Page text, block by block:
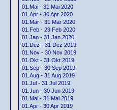
01.Mai - 31 Mai 2020
01.Apr - 30 Apr 2020
01.Mär - 31 Mär 2020
01.Feb - 29 Feb 2020
01.Jan - 31 Jan 2020
01.Dez - 31 Dez 2019
01.Nov - 30 Nov 2019
01.Okt - 31 Okt 2019
01.Sep - 30 Sep 2019
01.Aug - 31 Aug 2019
01.Jul - 31 Jul 2019
01.Jun - 30 Jun 2019
01.Mai - 31 Mai 2019
01.Apr - 30 Apr 2019